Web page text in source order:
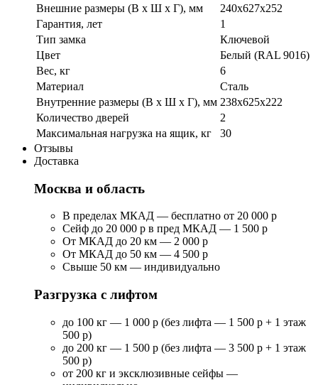
Внешние размеры (В х Ш х Г), мм
240x627x252
Гарантия, лет
1
Тип замка
Ключевой
Цвет
Белый (RAL 9016)
Вес, кг
6
Материал
Сталь
Внутренние размеры (В х Ш х Г), мм 238x625x222
Количество дверей
2
Максимальная нагрузка на ящик, кг
30
Отзывы
Доставка
Москва и область
В пределах МКАД — бесплатно от 20 000 р
Сейф до 20 000 р в пред МКАД — 1 500 р
От МКАД до 20 км — 2 000 р
От МКАД до 50 км — 4 500 р
Свыше 50 км — индивидуально
Разгрузка с лифтом
до 100 кг — 1 000 р (без лифта — 1 500 р + 1 этаж
500 р)
до 200 кг — 1 500 р (без лифта — 3 500 р + 1 этаж
500 р)
от 200 кг и эксклюзивные сейфы —